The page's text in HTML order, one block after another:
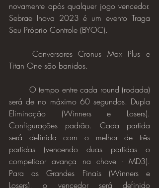
novamente após qualquer jogo vencedor.
Sebrae Inova 2023 é um evento Traga
Seu Próprio Controle (BYOC).
Titan One são banidos.
será de no máximo 60 segundos. Dupla
Eliminação (Winners e Losers).
Configurações padrão. Cada partida
será definida com o melhor de três
partidas (vencendo duas partidas o
competidor avança na chave - MD3).
Para as Grandes Finais (Winners e
Losers), o vencedor será definido